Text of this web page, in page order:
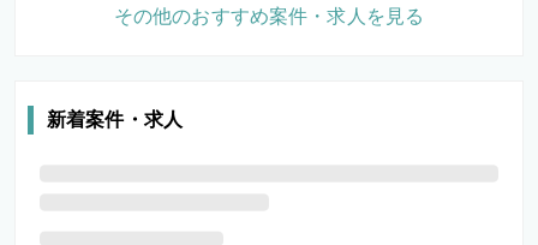
その他のおすすめ案件・求人を見る
新着案件・求人